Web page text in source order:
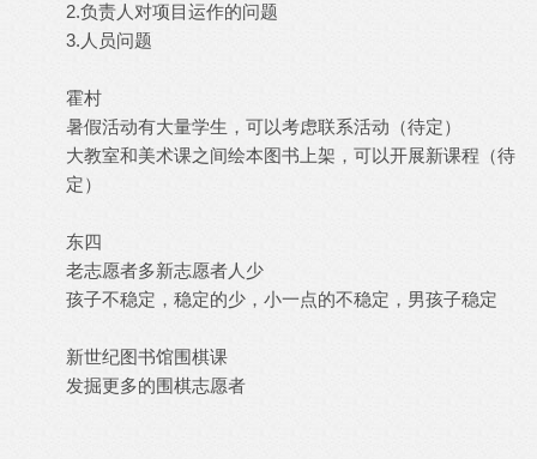
2.负责人对项目运作的问题
3.人员问题
霍村
暑假活动有大量学生，可以考虑联系活动（待定）
大教室和美术课之间绘本图书上架，可以开展新课程（待
定）
东四
老志愿者多新志愿者人少
孩子不稳定，稳定的少，小一点的不稳定，男孩子稳定
新世纪图书馆围棋课
发掘更多的围棋志愿者